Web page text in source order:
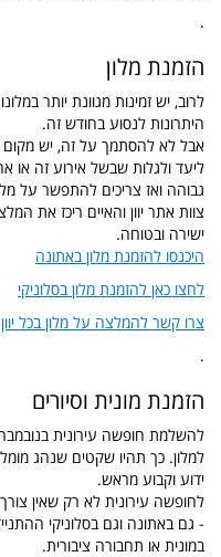
.
הזמנת מלון
לרוב, יש זמינות מגוונת יותר
היתרונות לנסוע בחודש זה.
אבל לא להסתמך על זה, יש מקום
ליעד ולגלות שבשל אירוע זה
גבוהה ואז צריכים להתפשר על
צוות אתר יוון והאיים ריכז את
ישירה ובטוחה.
היכנסו להזמנת מלון באתונה
לחצו כאן להזמנת מלון בסלוניקי
צרו קשר להמלצה על מלון בכל יוון
.
הזמנת מונית וסיורים
להשלמת חופשה עירונית
למלון. כך תהיו שקטים שנהג
ידוע וקבוע מראש.
לחופשה עירונית לא רק שאין
- גם באתונה וגם בסלוניקי
במונית או תחבורה ציבורית.